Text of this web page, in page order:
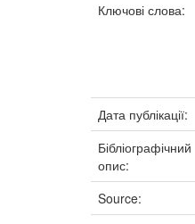
Ключові слова:
Дата публікації:
Бібліографічний
опис:
Source: